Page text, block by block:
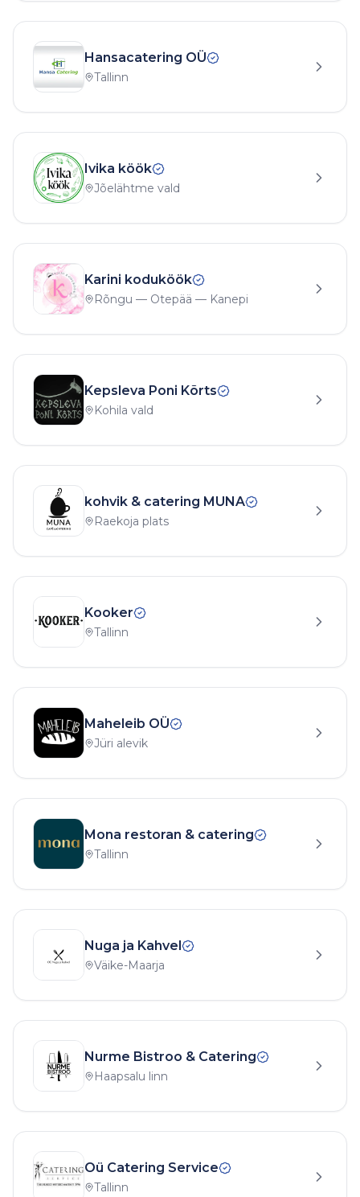
Hansacatering OÜ
Tallinn
Ivika köök
Jõelähtme vald
Karini koduköök
Rõngu — Otepää — Kanepi
Kepsleva Poni Kõrts
Kohila vald
kohvik & catering MUNA
Raekoja plats
Kooker
Tallinn
Maheleib OÜ
Jüri alevik
Mona restoran & catering
Tallinn
Nuga ja Kahvel
Väike-Maarja
Nurme Bistroo & Catering
Haapsalu linn
Oü Catering Service
Tallinn